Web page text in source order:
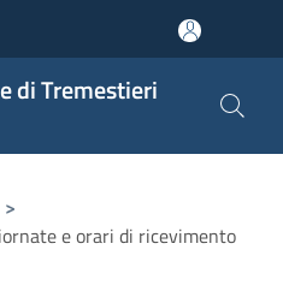
di Tremestieri
>
e orari di ricevimento